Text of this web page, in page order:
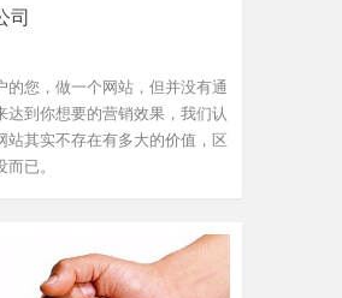
司
的您，做一个网站，但并没有通
达到你想要的营销效果，我们认
站其实不存在有多大的价值，区
已。